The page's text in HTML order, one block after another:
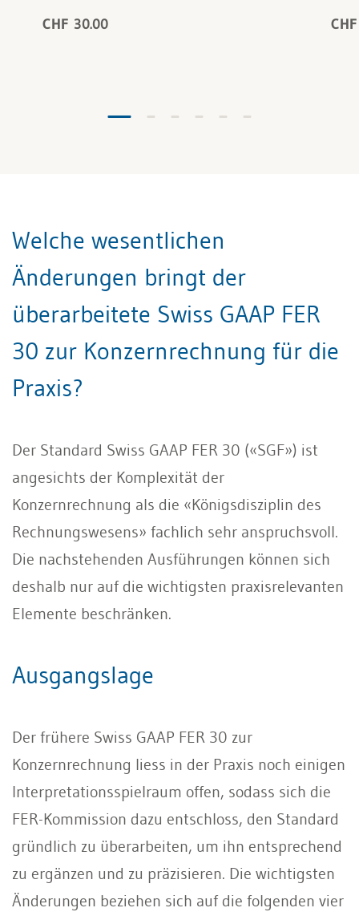
CHF 30.00
Welche wesentlichen
Änderungen bringt der
überarbeitete Swiss GAAP FER
30 zur Konzernrechnung für die
Praxis?
Der Standard Swiss GAAP FER 30 («SGF») ist
angesichts der Komplexität der
Konzernrechnung als die «Königsdisziplin des
Rechnungswesens» fachlich sehr anspruchsvoll.
Die nachstehenden Ausführungen können sich
deshalb nur auf die wichtigsten praxisrelevanten
Elemente beschränken.
Ausgangslage
Der frühere Swiss GAAP FER 30 zur
Konzernrechnung liess in der Praxis noch einigen
Interpretationsspielraum offen, sodass sich die
FER-Kommission dazu entschloss, den Standard
gründlich zu überarbeiten, um ihn entsprechend
zu ergänzen und zu präzisieren. Die wichtigsten
Änderungen beziehen sich auf die folgenden vier